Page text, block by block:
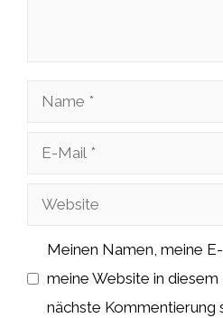
Name
Website
Meinen Namen, meine
meine Website in
nächste Kommentierung